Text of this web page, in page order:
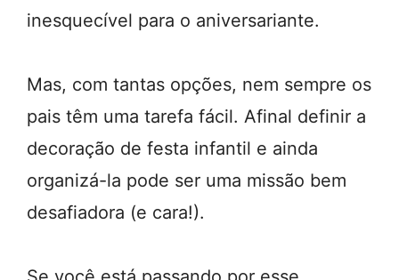
inesquecível para o aniversariante.
Mas, com tantas opções, nem sempre os
pais têm uma tarefa fácil. Afinal definir a
decoração de festa infantil e ainda
organizá-la pode ser uma missão bem
desafiadora (e cara!).